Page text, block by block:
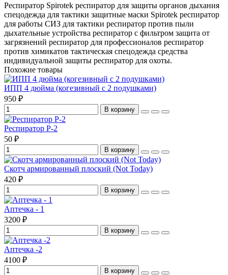
Респиратор Spirotek респиратор для защиты органов дыхания
спецодежда для тактики защитные маски Spirotek респиратор
для работы СИЗ для тактики респиратор против пыли
дыхательные устройства респиратор с фильтром защита от
загрязнений респиратор для профессионалов респиратор
против химикатов тактическая спецодежда средства
индивидуальной защиты респиратор для охоты.
Похожие товары
ИПП 4 дюйма (когезивный с 2 подушками)
950 ₽
В корзину
Респиратор P-2
50 ₽
В корзину
Скотч армированный плоский (Not Today)
420 ₽
В корзину
Аптечка - 1
3200 ₽
В корзину
Аптечка -2
4100 ₽
В корзину